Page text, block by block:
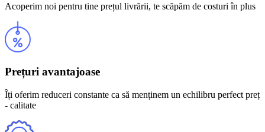
Acoperim noi pentru tine prețul livrării, te scăpăm de costuri în plus
Prețuri avantajoase
Îți oferim reduceri constante ca să menținem un echilibru perfect preț
- calitate